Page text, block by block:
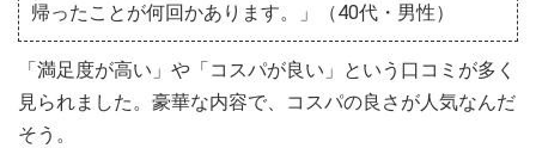
帰ったことが何回かあります。」（40代・男性）
「満足度が高い」や「コスパが良い」という口コミが多く
見られました。豪華な内容で、コスパの良さが人気なんだ
そう。